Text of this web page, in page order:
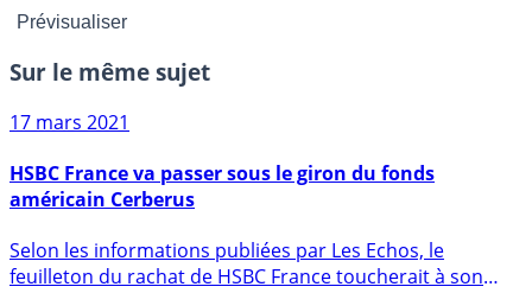
Sur le même sujet
17 mars 2021
américain Cerberus